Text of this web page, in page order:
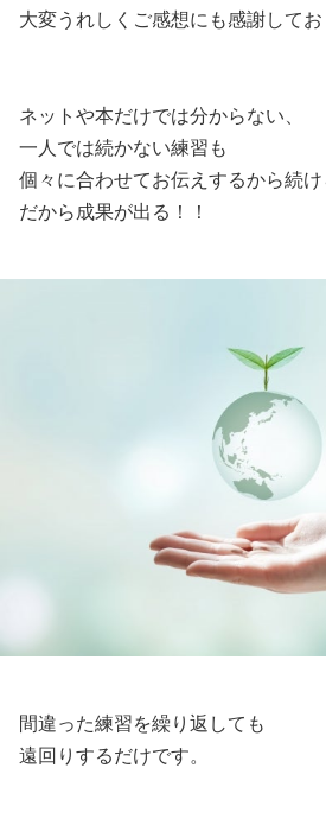
大変うれしくご感想にも感謝してお
ネットや本だけでは分からない、
一人では続かない練習も
個々に合わせてお伝えするから続
だから成果が出る！！
間違った練習を繰り返しても
遠回りするだけです。